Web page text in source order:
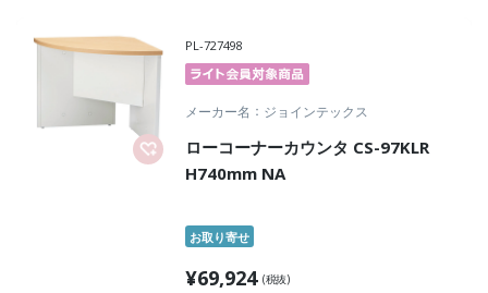
PL-727498
メーカー名 ジョインテックス
ローコーナーカウンタ CS-97KLR
H740mm NA
お取り寄せ
¥69,924 (税抜)